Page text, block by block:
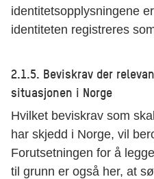
identitetsopplysningene
identiteten registreres
2.1.5. Beviskrav der
situasjonen i Norge
Hvilket beviskrav som
har skjedd i Norge, vil
Forutsetningen for å
til grunn er også her, at